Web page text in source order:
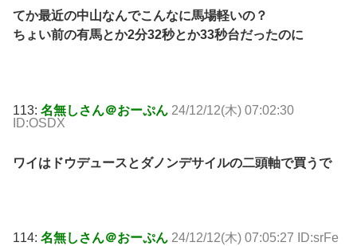
てか最近の中山なんでこんなに馬場軽いの？
ちょい前の有馬とか2分32秒とか33秒台だったのに
113: 名無しさん＠おーぷん 24/12/12(木) 07:02:30
ID:OSDX
ワイはドウデュースとダノンデサイルの二頭軸で買うで
114: 名無しさん＠おーぷん 24/12/12(木) 07:05:27 ID:srFe